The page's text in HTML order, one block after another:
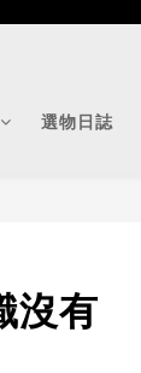
選物日誌
沒有